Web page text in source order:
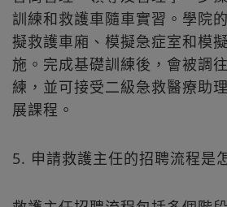
訓練和救護車隨車實習。學院
擬救護車廂、模擬急症室和模
施。完成基礎訓練後，會被調
練，並可接受二級急救醫療助
展課程。
5. 申請救護主任的招聘流程是